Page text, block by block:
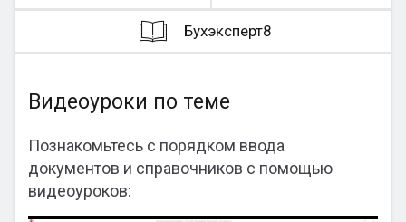
Бухэксперт8
Видеоуроки по теме
Познакомьтесь с порядком ввода
документов и справочников с помощью
видеоуроков: